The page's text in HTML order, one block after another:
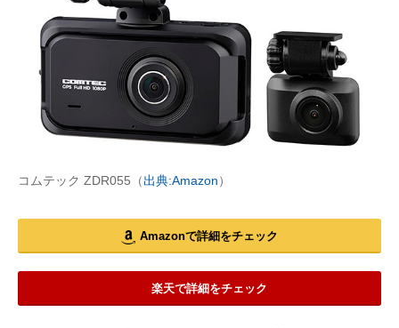
コムテック ZDR055（出典:Amazon）
Amazonで詳細をチェック
楽天で詳細をチェック